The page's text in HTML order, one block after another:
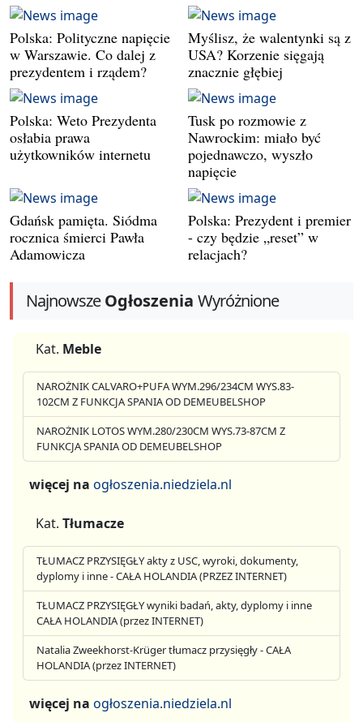
Polska: Polityczne napięcie
w Warszawie. Co dalej z
prezydentem i rządem?
Myślisz, że walentynki są z
USA? Korzenie sięgają
znacznie głębiej
Polska: Weto Prezydenta
osłabia prawa
użytkowników internetu
Tusk po rozmowie z
Nawrockim: miało być
pojednawczo, wyszło
napięcie
Gdańsk pamięta. Siódma
rocznica śmierci Pawła
Adamowicza
Polska: Prezydent i premier
- czy będzie „reset” w
relacjach?
NajnowszeOgłoszenia Wyróżnione
Kat. Meble
NAROŻNIK CALVARO+PUFA WYM.296/234CM WYS.83-
102CM Z FUNKCJA SPANIA OD DEMEUBELSHOP
NAROŻNIK LOTOS WYM.280/230CM WYS.73-87CM Z
FUNKCJA SPANIA OD DEMEUBELSHOP
więcej na ogłoszenia.niedziela.nl
Kat. Tłumacze
TŁUMACZ PRZYSIĘGŁY akty z USC, wyroki, dokumenty,
dyplomy i inne - CAŁA HOLANDIA (PRZEZ INTERNET)
TŁUMACZ PRZYSIĘGŁY wyniki badań, akty, dyplomy i inne
CAŁA HOLANDIA (przez INTERNET)
Natalia Zweekhorst-Krüger tłumacz przysięgły - CAŁA
HOLANDIA (przez INTERNET)
więcej na ogłoszenia.niedziela.nl